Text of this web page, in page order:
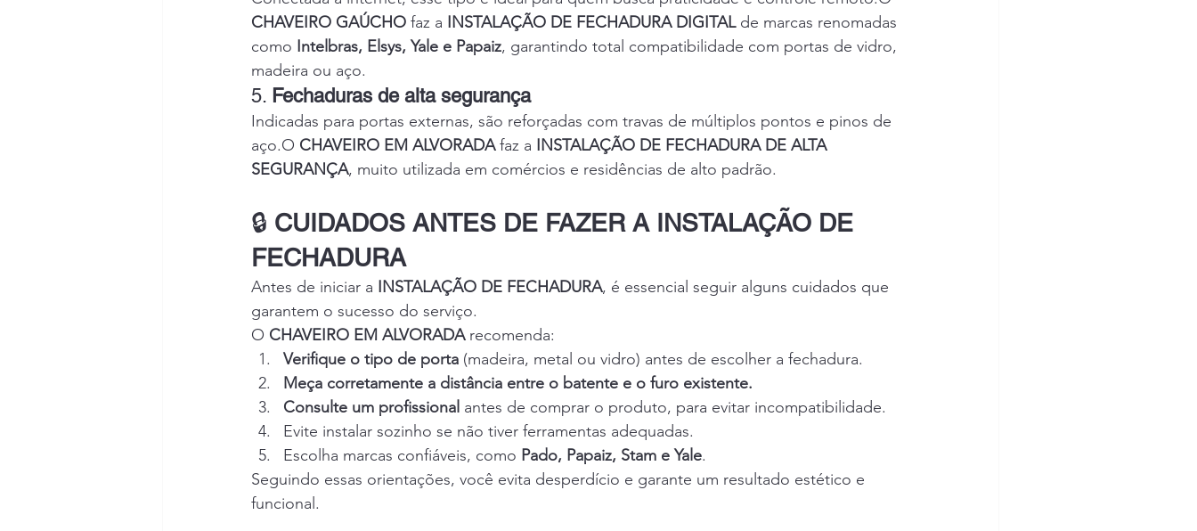
CHAVEIRO GAÚCHO faz a INSTALAÇÃO DE FECHADURA DIGITAL de marcas renomadas
como Intelbras, Elsys, Yale e Papaiz, garantindo total compatibilidade com portas de vidro,
madeira ou aço.
5. Fechaduras de alta segurança
Indicadas para portas externas, são reforçadas com travas de múltiplos pontos e pinos de
aço.O CHAVEIRO EM ALVORADA faz a INSTALAÇÃO DE FECHADURA DE ALTA
SEGURANÇA, muito utilizada em comércios e residências de alto padrão.
🔒 CUIDADOS ANTES DE FAZER A INSTALAÇÃO DE
FECHADURA
Antes de iniciar a INSTALAÇÃO DE FECHADURA, é essencial seguir alguns cuidados que
garantem o sucesso do serviço.
O CHAVEIRO EM ALVORADA recomenda:
Verifique o tipo de porta (madeira, metal ou vidro) antes de escolher a fechadura.
Meça corretamente a distância entre o batente e o furo existente.
Consulte um profissional antes de comprar o produto, para evitar incompatibilidade.
Evite instalar sozinho se não tiver ferramentas adequadas.
Escolha marcas confiáveis, como Pado, Papaiz, Stam e Yale.
Seguindo essas orientações, você evita desperdício e garante um resultado estético e
funcional.